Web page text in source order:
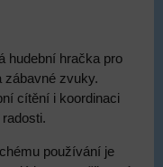
hudební hračka pro
zábavné zvuky.
cítění i koordinaci
používání je